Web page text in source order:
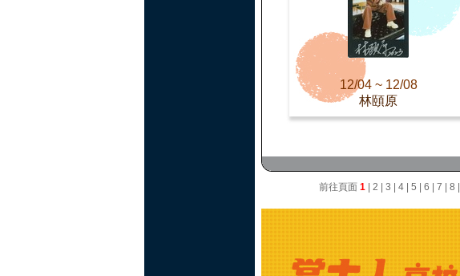
12/04 ~ 12/08
林頤原
前往頁面 1| 2 3 4| 5 6 7 8